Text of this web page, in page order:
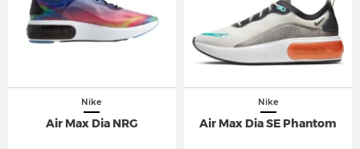
Nike
Air Max Dia NRG
Nike
Air Max Dia SE Phantom